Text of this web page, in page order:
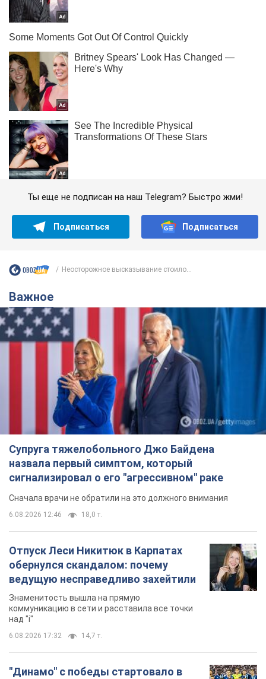
Ты еще не подписан на наш Telegram? Быстро жми!
Подписаться Подписаться
Неосторожное высказывание стоило...
Важное
Супруга тяжелобольного Джо Байдена
назвала первый симптом, который
сигнализировал о его "агрессивном" раке
Сначала врачи не обратили на это должного внимания
6.08.2026 12:46 18,0 т.
Отпуск Леси Никитюк в Карпатах
обернулся скандалом: почему
ведущую несправедливо захейтили
Знаменитость вышла на прямую
коммуникацию в сети и расставила все точки
над "i"
6.08.2026 17:32 14,7 т.
"Динамо" с победы стартовало в